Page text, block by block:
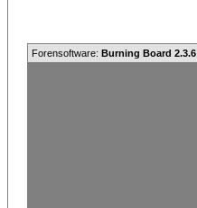
Forensoftware: Burning Board 2.3.6